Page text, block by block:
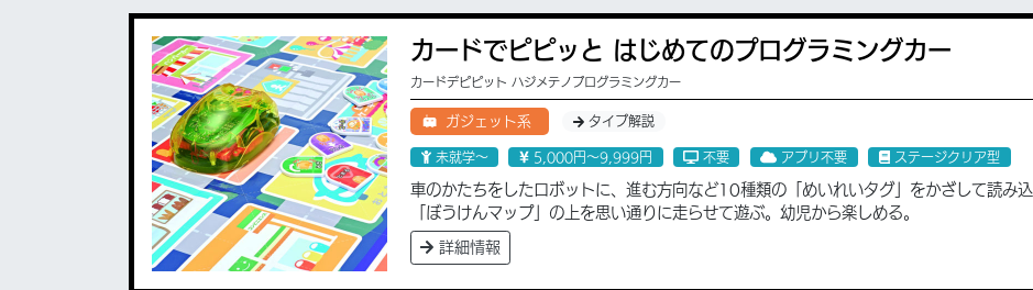
カードでピピッと はじめてのプログラミングカー
カードデピピット ハジメテノプログラミングカー
ガジェット系 タイプ解説
未就学〜 5,000円〜9,999円 不要 アプリ不要 ステージクリア型
車のかたちをしたロボットに、進む方向など10種類の「めいれいタグ」をかざして読み
「ぼうけんマップ」の上を思い通りに走らせて遊ぶ。幼児から楽しめる。
詳細情報